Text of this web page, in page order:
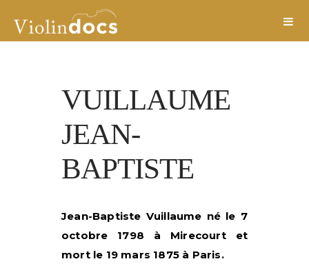
VUILLAUME
JEAN-
BAPTISTE
Jean-Baptiste Vuillaume né le 7
octobre 1798 à Mirecourt et
mort le 19 mars 1875 à Paris.